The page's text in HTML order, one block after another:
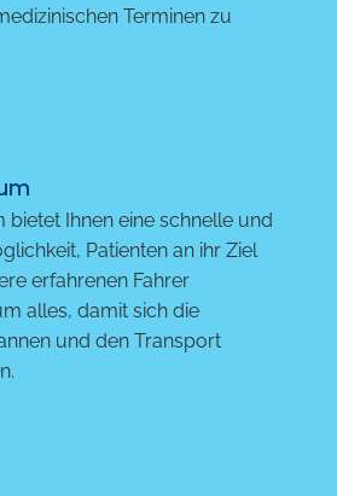
Terminen zu
bietet Ihnen eine schnelle und
Patienten an ihr Ziel
erfahrenen Fahrer
alles, damit sich die
und den Transport